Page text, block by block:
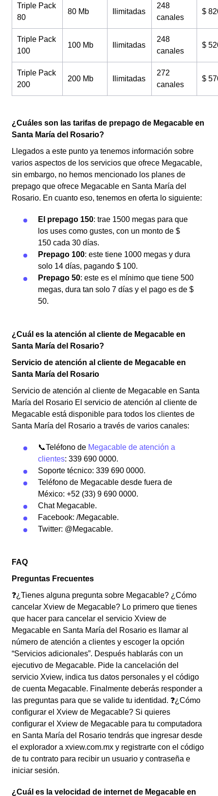
Triple Pack
80
80 Mb Ilimitadas
248
canales
$
Triple Pack
100
100 Mb Ilimitadas
248
canales
$
Triple Pack
200
200 Mb Ilimitadas
272
canales
$
¿Cuáles son las tarifas de prepago de Megacable en
Santa María del Rosario?
Llegados a este punto ya tenemos información sobre
varios aspectos de los servicios que ofrece Megacable,
sin embargo, no hemos mencionado los planes de
prepago que ofrece Megacable en Santa María del
Rosario. En cuanto eso, tenemos en oferta lo siguiente:
El prepago 150: trae 1500 megas para que
los uses como gustes, con un monto de $
150 cada 30 días.
Prepago 100: este tiene 1000 megas y dura
solo 14 días, pagando $ 100.
Prepago 50: este es el mínimo que tiene 500
megas, dura tan solo 7 días y el pago es de $
50.
¿Cuál es la atención al cliente de Megacable en
Santa María del Rosario?
Servicio de atención al cliente de Megacable en
Santa María del Rosario
Servicio de atención al cliente de Megacable en Santa
María del Rosario El servicio de atención al cliente de
Megacable está disponible para todos los clientes de
Santa María del Rosario a través de varios canales:
📞Teléfono de Megacable de atención a
clientes: 339 690 0000.
Soporte técnico: 339 690 0000.
Teléfono de Megacable desde fuera de
México: +52 (33) 9 690 0000.
Chat Megacable.
Facebook: /Megacable.
Twitter: @Megacable.
FAQ
Preguntas Frecuentes
❓¿Tienes alguna pregunta sobre Megacable? ¿Cómo
cancelar Xview de Megacable? Lo primero que tienes
que hacer para cancelar el servicio Xview de
Megacable en Santa María del Rosario es llamar al
número de atención a clientes y escoger la opción
“Servicios adicionales”. Después hablarás con un
ejecutivo de Megacable. Pide la cancelación del
servicio Xview, indica tus datos personales y el código
de cuenta Megacable. Finalmente deberás responder a
las preguntas para que se valide tu identidad. ❓¿Cómo
configurar el Xview de Megacable? Si quieres
configurar el Xview de Megacable para tu computadora
en Santa María del Rosario tendrás que ingresar desde
el explorador a xview.com.mx y registrarte con el código
de tu contrato para recibir un usuario y contraseña e
iniciar sesión.
¿Cuál es la velocidad de internet de Megacable en